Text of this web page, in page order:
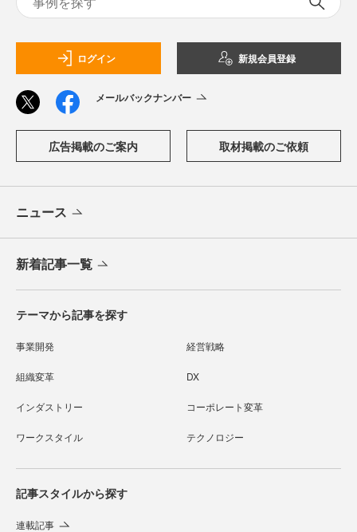
ログイン 新規会員登録
メールバックナンバー
広告掲載のご案内 取材掲載のご依頼
ニュース
新着記事一覧
テーマから記事を探す
事業開発 経営戦略
組織変革 DX
インダストリー コーポレート変革
ワークスタイル テクノロジー
記事スタイルから探す
連載記事